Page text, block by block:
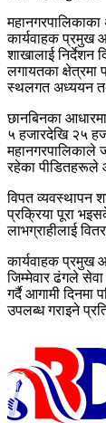
महानगरपालिकाका
कार्यवाहक प्रमुख
शाखालाई
लगायतका क्षेत्रमा
स्थलगत अध्ययन
छानबिनका
५ हजारदेखि २५
महानगरपालिकाले
रहेका पीडितहरूले
विपत व्यवस्थापन
प्रक्रिया पूरा
लाभग्राहीलाई
कार्यवाहक प्रमुख
जिम्मेवार ढंगले
गर्दै आगामी दिनमा
उपलब्ध गराइने